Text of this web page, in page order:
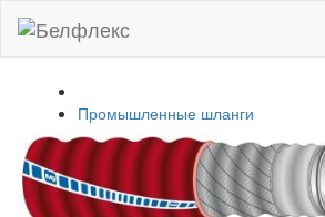
Промышленные шланги